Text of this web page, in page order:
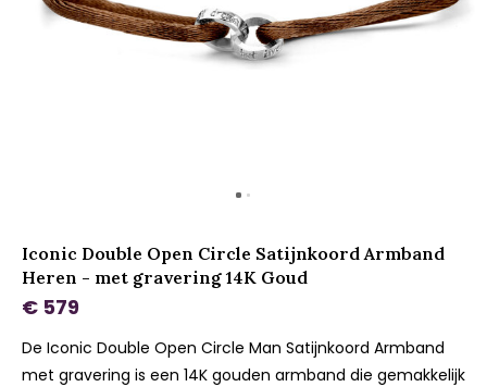
Iconic Double Open Circle Satijnkoord Armband
Heren - met gravering 14K Goud
€ 579
De Iconic Double Open Circle Man Satijnkoord Armband
met gravering is een 14K gouden armband die gemakkelijk